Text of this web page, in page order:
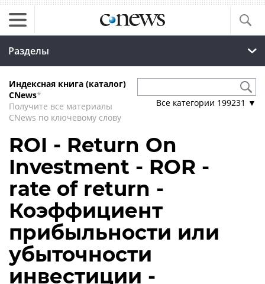
Разделы
Индексная книга (каталог)
CNews*
Получите все материалы
CNews по ключевому слову
Все категории 199231 ▼
ROI - Return On
Investment - ROR -
rate of return -
Коэффициент
прибыльности или
убыточности
инвестиции -